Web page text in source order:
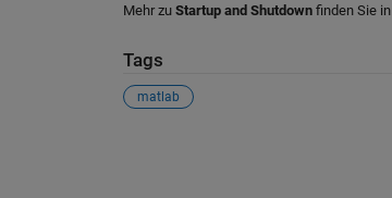
Mehr zu Startup and Shutdownfinden Sie in
Tags
matlab